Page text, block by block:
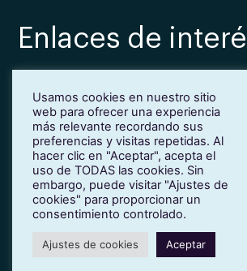
Enlaces de
Inmersión lingüística de inglés en Girona
Más idiomas para empresas
Blog
Contacto
Trabaja con nosotros
Política de privacidad
© 2022 Teacher Collective
Usamos cookies en nuestro sitio
web para ofrecer una experiencia
más relevante recordando sus
preferencias y visitas repetidas. Al
hacer clic en "Aceptar", acepta el
uso de TODAS las cookies. Sin
embargo, puede visitar "Ajustes de
cookies" para proporcionar un
consentimiento controlado.
Ajustes de cookies Aceptar